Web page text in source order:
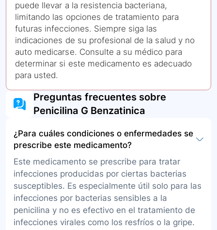
puede llevar a la resistencia bacteriana,
limitando las opciones de tratamiento para
futuras infecciones. Siempre siga las
indicaciones de su profesional de la salud y no
auto medicarse. Consulte a su médico para
determinar si este medicamento es adecuado
para usted.
Preguntas frecuentes sobre
Penicilina G Benzatinica
¿Para cuáles condiciones o enfermedades se
prescribe este medicamento?
Este medicamento se prescribe para tratar
infecciones producidas por ciertas bacterias
susceptibles. Es especialmente útil solo para las
infecciones por bacterias sensibles a la
penicilina y no es efectivo en el tratamiento de
infecciones virales como los resfríos o la gripe.